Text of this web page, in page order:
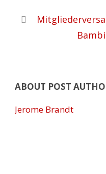
ABOUT POST
Jerome Brandt